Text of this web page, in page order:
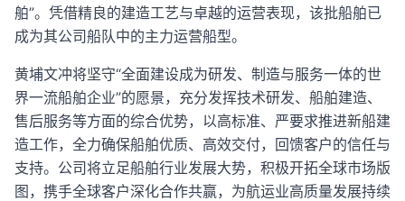
舶”。凭借精良的建造工艺与卓越的运营表现，该批船舶已
成为其公司船队中的主力运营船型。
黄埔文冲将坚守“全面建设成为研发、制造与服务一体的世
界一流船舶企业”的愿景，充分发挥技术研发、船舶建造、
售后服务等方面的综合优势，以高标准、严要求推进新船建
造工作，全力确保船舶优质、高效交付，回馈客户的信任与
支持。公司将立足船舶行业发展大势，积极开拓全球市场版
图，携手全球客户深化合作共赢，为航运业高质量发展持续